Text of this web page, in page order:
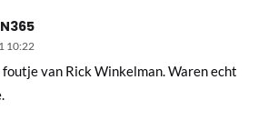
10:22
foutje van Rick Winkelman. Waren echt